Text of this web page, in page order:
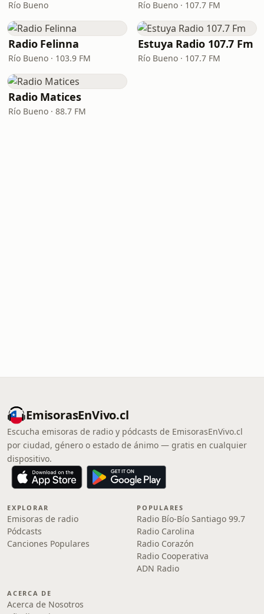
Río Bueno Río Bueno · 107.7 FM
Radio Felinna
Río Bueno · 103.9 FM
Estuya Radio 107.7 Fm
Río Bueno · 107.7 FM
Radio Matices
Río Bueno · 88.7 FM
EmisorasEnVivo.cl
Escucha emisoras de radio y pódcasts de EmisorasEnVivo.cl
por ciudad, género o estado de ánimo — gratis en cualquier
dispositivo.
EXPLORAR
Emisoras de radio
Pódcasts
Canciones Populares
POPULARES
Radio Bío-Bío Santiago 99.7
Radio Carolina
Radio Corazón
Radio Cooperativa
ADN Radio
ACERCA DE
Acerca de Nosotros